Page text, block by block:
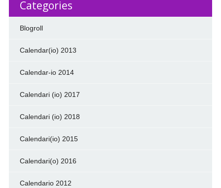
Categories
Blogroll
Calendar(io) 2013
Calendar-io 2014
Calendari (io) 2017
Calendari (io) 2018
Calendari(io) 2015
Calendari(o) 2016
Calendario 2012